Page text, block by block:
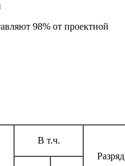
98% от проектной
В т.ч.
Разряд